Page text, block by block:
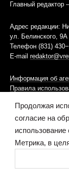
Главный
Адрес редакции:
ул. Белинского, 9А
Телефон (831)
E-mail
Информация об
Правила
Информационная
Ресурс содержит
Продолжая
согласие на
Метрика, в